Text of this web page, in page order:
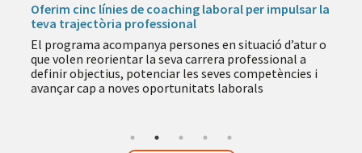
Oferim cinc línies de coaching laboral per impulsar la
teva trajectòria professional
El programa acompanya persones en situació d’atur o
que volen reorientar la seva carrera professional a
definir objectius, potenciar les seves competències i
avançar cap a noves oportunitats laborals